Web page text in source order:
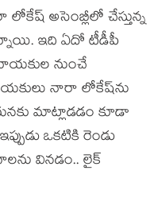
అసెంబ్లీలో చేస్తున్న
ఇది ఏదో టీడీపీ
నుంచే
నారా లోకేష్‌ను
మాట్లాడ‌డం కూడా
ఒక‌టికి రెండు
విన‌డం.. లైక్